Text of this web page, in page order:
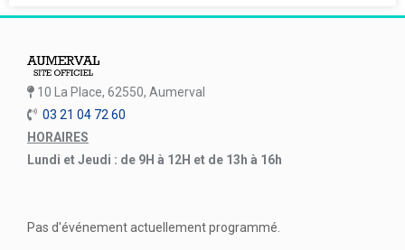
10 La Place, 62550, Aumerval
03 21 04 72 60
HORAIRES
Lundi et Jeudi : de 9H à 12H et de 13h à 16h
Pas d'événement actuellement programmé.